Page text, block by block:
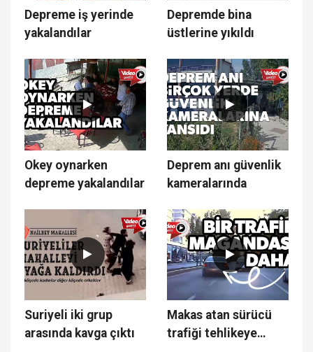
Depreme iş yerinde
yakalandılar
Depremde bina
üstlerine yıkıldı
Okey oynarken
depreme yakalandılar
Deprem anı güvenlik
kameralarında
Suriyeli iki grup
arasında kavga çıktı
Makas atan sürücü
trafiği tehlikeye